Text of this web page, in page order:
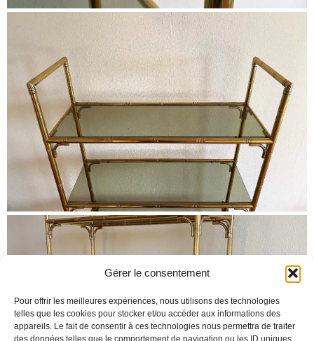
Gérer le consentement
Pour offrir les meilleures expériences, nous utilisons des technologies
telles que les cookies pour stocker et/ou accéder aux informations des
appareils. Le fait de consentir à ces technologies nous permettra de traiter
des données telles que le comportement de navigation ou les ID uniques